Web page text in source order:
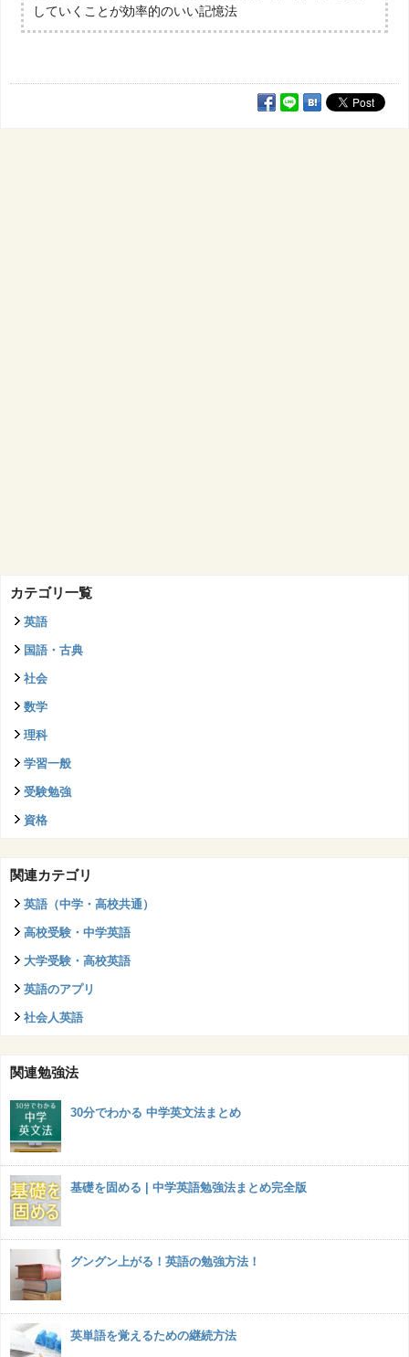
していくことが効率的のいい記憶法
カテゴリ一覧
英語
国語・古典
社会
数学
理科
学習一般
受験勉強
資格
関連カテゴリ
英語（中学・高校共通）
高校受験・中学英語
大学受験・高校英語
英語のアプリ
社会人英語
関連勉強法
30分でわかる 中学英文法まとめ
基礎を固める | 中学英語勉強法まとめ完全版
グングン上がる！英語の勉強方法！
英単語を覚えるための継続方法